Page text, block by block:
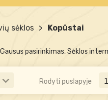
sėklos > Kopūstai
pasirinkimas. Sėklos
Rodyti puslapyje